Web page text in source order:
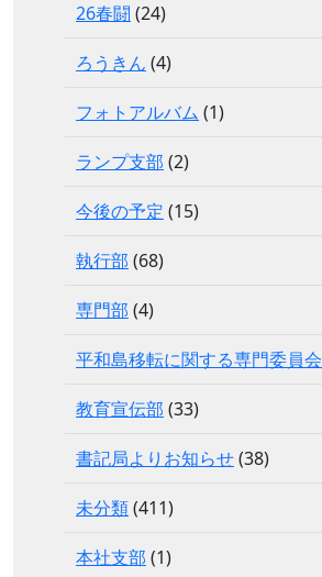
26春闘 (24)
ろうきん (4)
フォトアルバム (1)
ランプ支部 (2)
今後の予定 (15)
執行部 (68)
専門部 (4)
平和島移転に関する専門委員会
教育宣伝部 (33)
書記局よりお知らせ(38)
未分類(411)
本社支部 (1)